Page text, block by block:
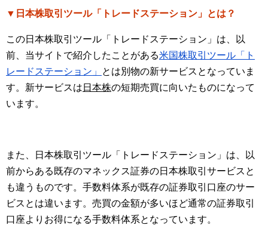
▼日本株取引ツール「トレードステーション」とは？
この日本株取引ツール「トレードステーション」は、以
前、当サイトで紹介したことがある米国株取引ツール「ト
レードステーション」
とは別物の新サービスとなっていま
す。新サービスは 日本株の短期売買に向いたものになって
います。
また、日本株取引ツール「トレードステーション」は、以
前からある既存のマネックス証券の日本株取引サービスと
も違うものです。手数料体系が既存の証券取引口座のサー
ビスとは違います。売買の金額が多いほど通常の証券取引
口座よりお得になる手数料体系となっています。